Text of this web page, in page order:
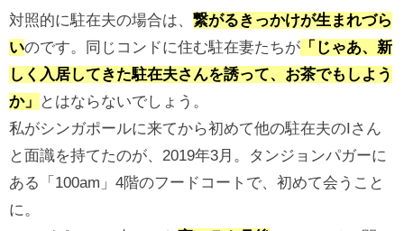
対照的に駐在夫の場合は、 繋がるきっかけが生まれづら
いのです。同じコンドに住む駐在妻たちが 「じゃあ、新
しく入居してきた駐在夫さんを誘って、お茶でもしよう
か」
とはならないでしょう。
私がシンガポールに来てから初めて他の駐在夫のIさん
と面識を持てたのが、2019年3月。タンジョンパガーに
ある「100am」4階のフードコートで、初めて会うこと
に。